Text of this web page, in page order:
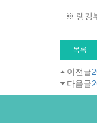
※ 랭킹
목록
이전글
다음글